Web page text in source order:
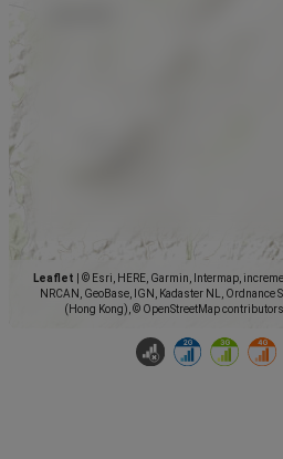
Leaflet
© Esri, HERE, Garmin, Intermap,
NRCAN, GeoBase, IGN, Kadaster NL, Ordnance
(Hong Kong), © OpenStreetMap